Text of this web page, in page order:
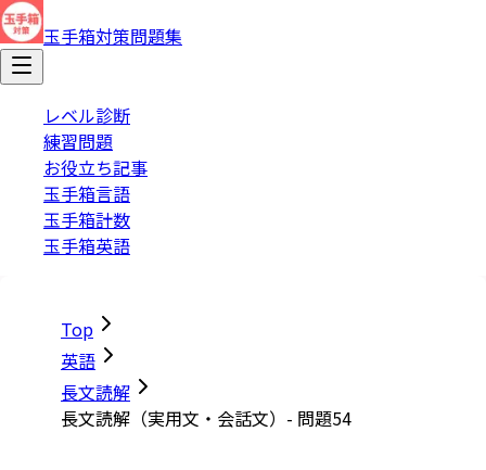
玉手箱対策問題集
レベル診断
練習問題
お役立ち記事
玉手箱言語
玉手箱計数
玉手箱英語
Top
英語
長文読解
長文読解（実用文・会話文）- 問題54